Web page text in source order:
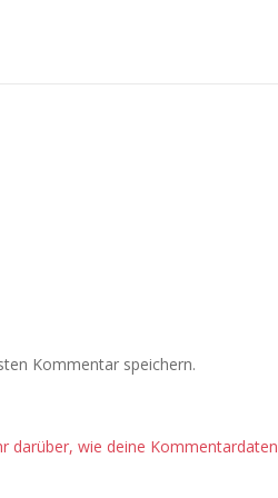
Kommentar speichern.
darüber, wie deine Kommentardaten